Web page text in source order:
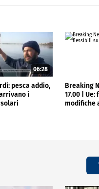
06:28
pesca addio,
i
Breaking
17.00 |
modifiche